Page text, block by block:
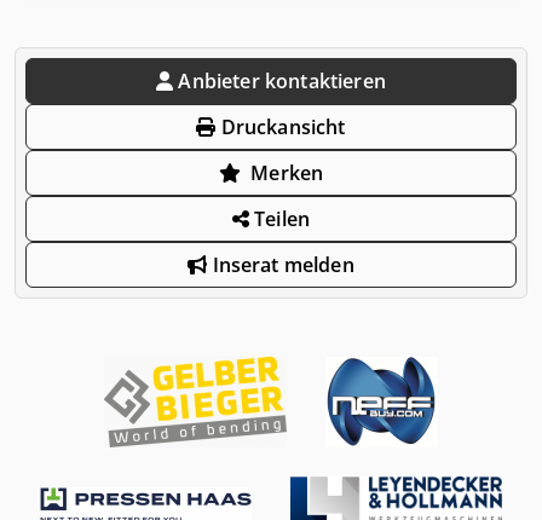
Anbieter kontaktieren
Druckansicht
Merken
Teilen
Inserat melden